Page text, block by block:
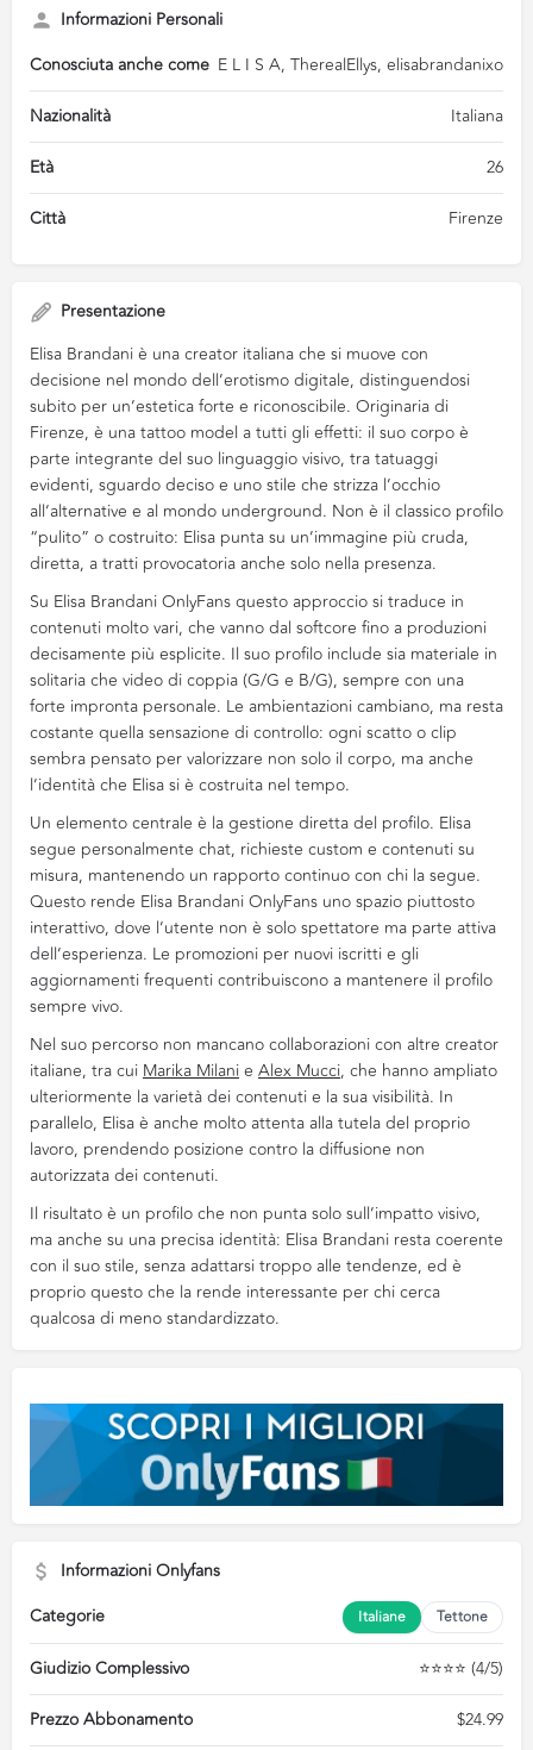
Informazioni Personali
Conosciuta anche come E L I S A, TherealEllys, elisabrandanixo
Nazionalità Italiana
Età 26
Città Firenze
Presentazione
Elisa Brandani è una creator italiana che si muove con
decisione nel mondo dell’erotismo digitale, distinguendosi
subito per un’estetica forte e riconoscibile. Originaria di
Firenze, è una tattoo model a tutti gli effetti: il suo corpo è
parte integrante del suo linguaggio visivo, tra tatuaggi
evidenti, sguardo deciso e uno stile che strizza l’occhio
all’alternative e al mondo underground. Non è il classico profilo
“pulito” o costruito: Elisa punta su un’immagine più cruda,
diretta, a tratti provocatoria anche solo nella presenza.
Su Elisa Brandani OnlyFans questo approccio si traduce in
contenuti molto vari, che vanno dal softcore fino a produzioni
decisamente più esplicite. Il suo profilo include sia materiale in
solitaria che video di coppia (G/G e B/G), sempre con una
forte impronta personale. Le ambientazioni cambiano, ma resta
costante quella sensazione di controllo: ogni scatto o clip
sembra pensato per valorizzare non solo il corpo, ma anche
l’identità che Elisa si è costruita nel tempo.
Un elemento centrale è la gestione diretta del profilo. Elisa
segue personalmente chat, richieste custom e contenuti su
misura, mantenendo un rapporto continuo con chi la segue.
Questo rende Elisa Brandani OnlyFans uno spazio piuttosto
interattivo, dove l’utente non è solo spettatore ma parte attiva
dell’esperienza. Le promozioni per nuovi iscritti e gli
aggiornamenti frequenti contribuiscono a mantenere il profilo
sempre vivo.
Nel suo percorso non mancano collaborazioni con altre creator
italiane, tra cui Marika Milanie Alex Mucci, che hanno ampliato
ulteriormente la varietà dei contenuti e la sua visibilità. In
parallelo, Elisa è anche molto attenta alla tutela del proprio
lavoro, prendendo posizione contro la diffusione non
autorizzata dei contenuti.
Il risultato è un profilo che non punta solo sull’impatto visivo,
ma anche su una precisa identità: Elisa Brandani resta coerente
con il suo stile, senza adattarsi troppo alle tendenze, ed è
proprio questo che la rende interessante per chi cerca
qualcosa di meno standardizzato.
Informazioni Onlyfans
Categorie
Italiane Tettone
Giudizio Complessivo ⭐⭐⭐⭐ (4/5)
Prezzo Abbonamento $24.99